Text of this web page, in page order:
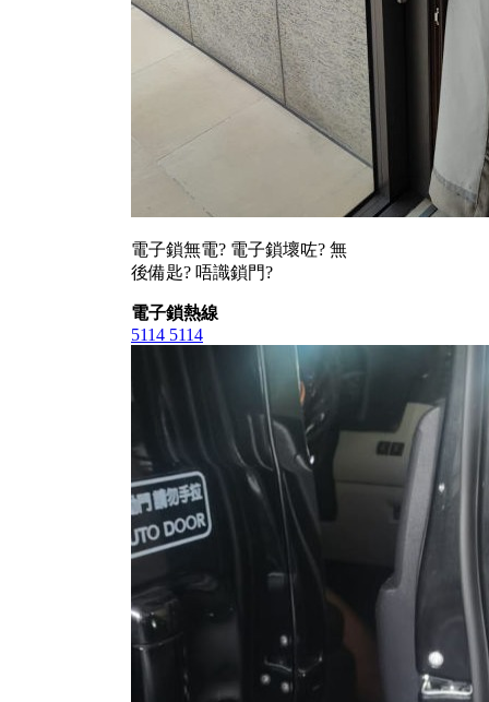
電子鎖無電? 電子鎖壞咗? 無
後備匙? 唔識鎖門?
電子鎖熱線
5114 5114